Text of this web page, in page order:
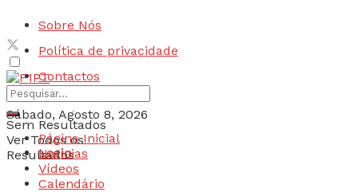
Sobre Nós
Política de privacidade
Contactos
Sábado, Agosto 8, 2026
Login
Sem Resultados
Ver Todos os
Resultados
Página Inicial
Notícias
Vídeos
Calendário